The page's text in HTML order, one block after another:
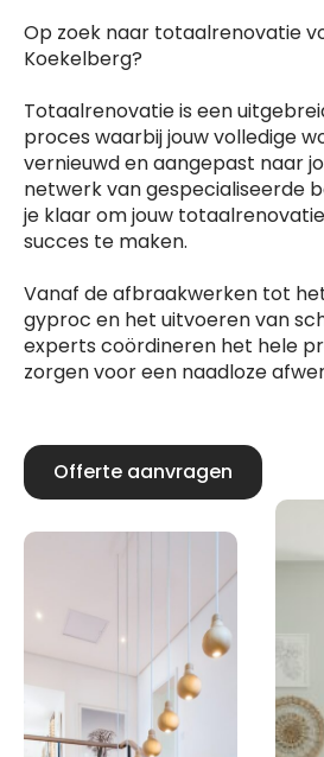
Op zoek naar totaalrenovatie
Koekelberg?
Totaalrenovatie is een
proces waarbij jouw volledige
vernieuwd en aangepast naar
netwerk van gespecialiseerde
je klaar om jouw
succes te maken.
Vanaf de afbraakwerken tot
gyproc en het uitvoeren van
experts coördineren het hele
zorgen voor een naadloze
Offerte aanvragen